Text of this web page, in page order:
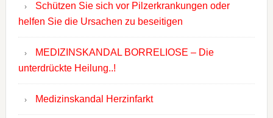
Schützen Sie sich vor Pilzerkrankungen oder
helfen Sie die Ursachen zu beseitigen
MEDIZINSKANDAL BORRELIOSE – Die
unterdrückte Heilung..!
Medizinskandal Herzinfarkt